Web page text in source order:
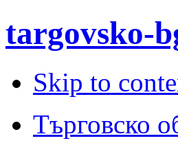
targovsko-
Skip to
Търговско